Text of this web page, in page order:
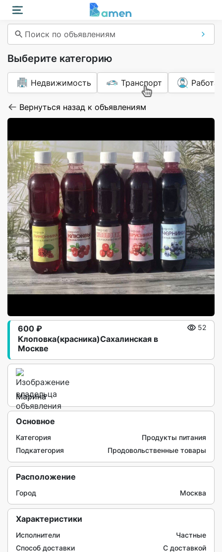
Поиск по объявлениям
Выберите категорию
Недвижимость Транспорт Работа
Вернуться назад к объявлениям
Клоповка(красника)Сахалинская в
Москве
600 ₽ 52
Марина
Основное
Категория
Продукты питания
Подкатегория
Продовольственные товары
Расположение
Город Москва
Характеристики
Исполнители
Частные
Способ доставки
С доставкой